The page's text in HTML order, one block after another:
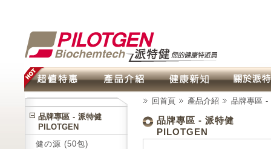
品牌專區 - 派特健
PILOTGEN
健の源 (50包)
回首頁 產品介紹 品牌專區 -
品牌專區 - 派特健
PILOTGEN